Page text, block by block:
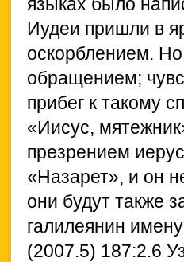
Иудеи пришли в
оскорблением.
обращением;
прибег к такому
«Иисус,
презрением
«Назарет», и он
они будут также
галилеянин
(2007.5) 187:2.6